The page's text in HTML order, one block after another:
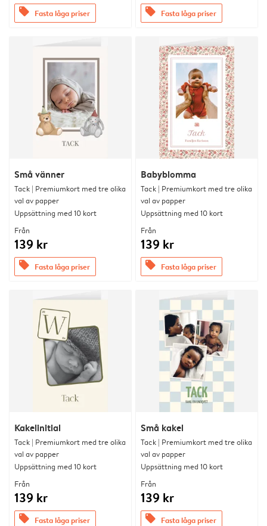
offers Fasta låga priser offers Fasta låga priser
Små vänner
Tack | Premiumkort med tre olika
val av papper
Uppsättning med 10 kort
Från
139 kr
offers Fasta låga priser
Babyblomma
Tack | Premiumkort med tre olika
val av papper
Uppsättning med 10 kort
Från
139 kr
offers Fasta låga priser
Kakelinitial
Tack | Premiumkort med tre olika
val av papper
Uppsättning med 10 kort
Från
139 kr
offers Fasta låga priser
Små kakel
Tack | Premiumkort med tre olika
val av papper
Uppsättning med 10 kort
Från
139 kr
offers Fasta låga priser